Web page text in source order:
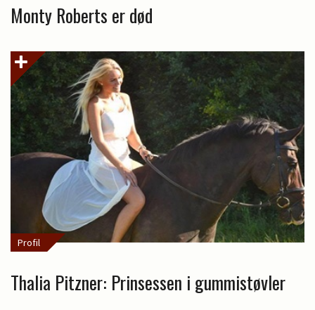
Monty Roberts er død
Profil
Thalia Pitzner: Prinsessen i gummistøvler